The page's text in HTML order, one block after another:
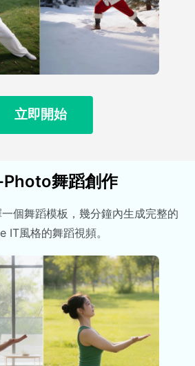
立即開始
舞蹈創作
個舞蹈模板，幾分鐘內生成完整的
IT風格的舞蹈視頻。